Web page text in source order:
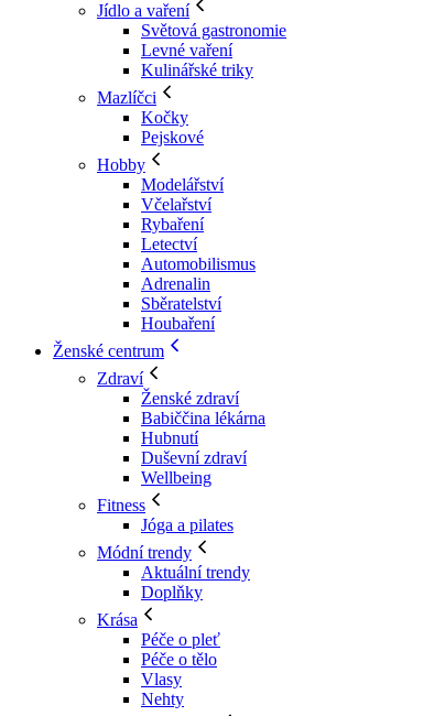
Jídlo a vaření
Světová gastronomie
Levné vaření
Kulinářské triky
Mazlíčci
Kočky
Pejskové
Hobby
Modelářství
Včelařství
Rybaření
Letectví
Automobilismus
Adrenalin
Sběratelství
Houbaření
Ženské centrum
Zdraví
Ženské zdraví
Babiččina lékárna
Hubnutí
Duševní zdraví
Wellbeing
Fitness
Jóga a pilates
Módní trendy
Aktuální trendy
Doplňky
Krása
Péče o pleť
Péče o tělo
Vlasy
Nehty